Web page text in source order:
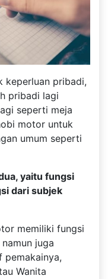
keperluan pribadi,
pribadi lagi
seperti meja
motor untuk
umum seperti
yaitu fungsi
dari subjek
memiliki fungsi
juga
pemakainya,
Wanita